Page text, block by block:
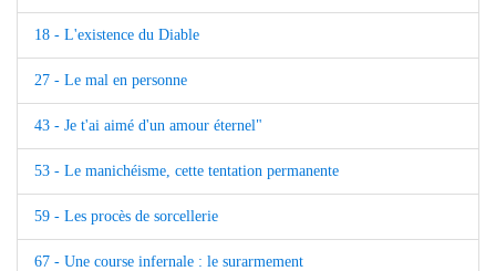
18 - L'existence du Diable
27 - Le mal en personne
43 - Je t'ai aimé d'un amour éternel"
53 - Le manichéisme, cette tentation permanente
59 - Les procès de sorcellerie
67 - Une course infernale : le surarmement